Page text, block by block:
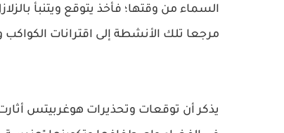
السماء من وقتها؛ فأخذ يتوقع ويتنبأ
مرجعا تلك الأنشطة إلى اقترانات الكواكب
يذكر أن توقعات وتحذيرات هوغربيتس